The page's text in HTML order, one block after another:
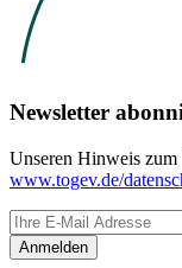
Newsletter
Unseren Hinweis zum
www.togev.de/
Anmelden